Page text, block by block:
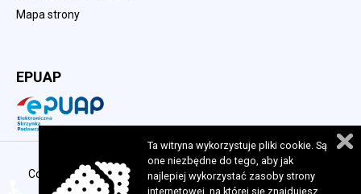
Mapa strony
EPUAP
Copyright 2023 © Urząd Gminy w Troszynie. Wszelkie prawa
zastrzeżone. Realizacja:perfekcyjneStrony.pl
Ta witryna wykorzystuje pliki cookie. Są
one niezbędne do tego, aby jak
najlepiej wykorzystać zasoby strony
internetowej, na której się znajdujesz.